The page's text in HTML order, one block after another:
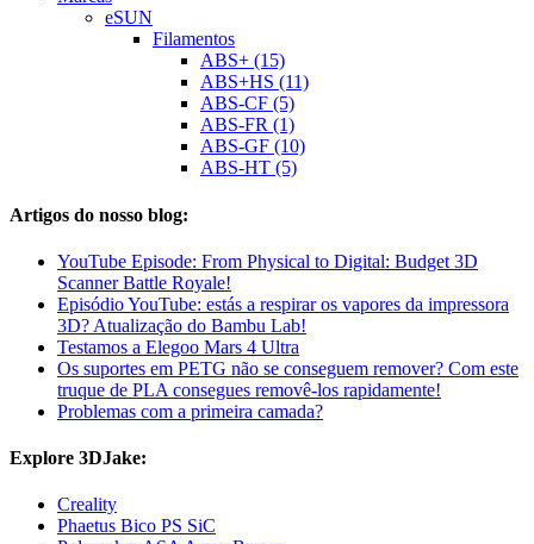
eSUN
Filamentos
ABS+ (15)
ABS+HS (11)
ABS-CF (5)
ABS-FR (1)
ABS-GF (10)
ABS-HT (5)
Artigos do nosso blog:
YouTube Episode: From Physical to Digital: Budget 3D
Scanner Battle Royale!
Episódio YouTube: estás a respirar os vapores da impressora
3D? Atualização do Bambu Lab!
Testamos a Elegoo Mars 4 Ultra
Os suportes em PETG não se conseguem remover? Com este
truque de PLA consegues removê-los rapidamente!
Problemas com a primeira camada?
Explore 3DJake:
Creality
Phaetus Bico PS SiC